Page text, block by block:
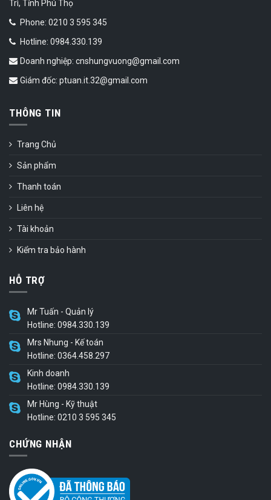
Trì, Tỉnh Phú Thọ
Phone: 0210 3 595 345
Hotline: 0984.330.139
Doanh nghiệp: cnshungvuong@gmail.com
Giám đốc: ptuan.it.32@gmail.com
THÔNG TIN
Trang Chủ
Sản phẩm
Thanh toán
Liên hệ
Tài khoản
Kiểm tra bảo hành
HỖ TRỢ
Mr Tuấn - Quản lý
Hotline: 0984.330.139
Mrs Nhung - Kế toán
Hotline: 0364.458.297
Kinh doanh
Hotline: 0984.330.139
Mr Hùng - Kỹ thuật
Hotline: 0210 3 595 345
CHỨNG NHẬN